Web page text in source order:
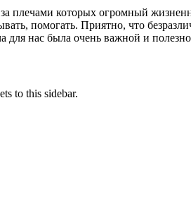
плечами которых огромный
помогать. Приятно, что
для нас была очень важной и
to this sidebar.